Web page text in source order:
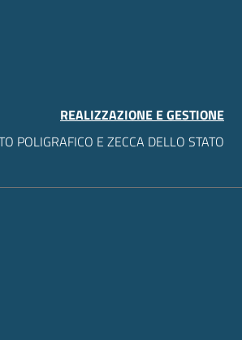
REALIZZAZIONE E GESTIONE
POLIGRAFICO E ZECCA DELLO STATO
Utili